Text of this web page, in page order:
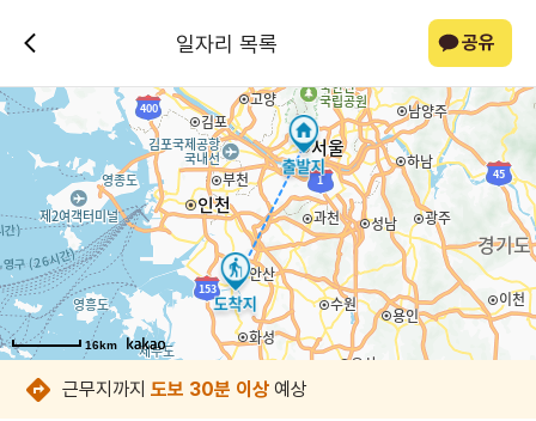
일자리 목록 공유
16km
16km
16km
16km
16km
16km
16km
16km
근무지까지 도보 30분 이상 예상